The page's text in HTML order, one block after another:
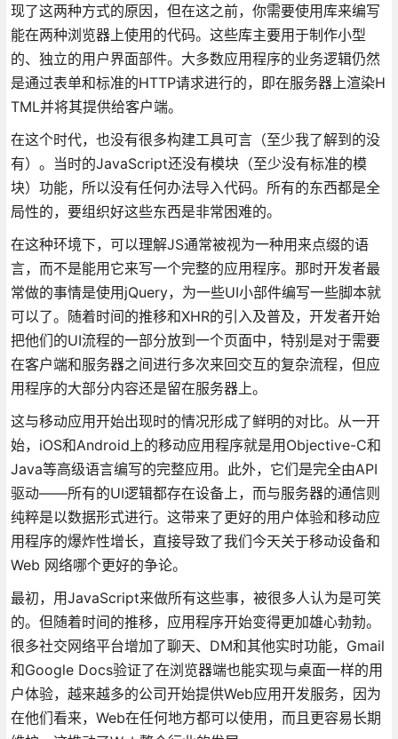
现了这两种方式的原因，但在这之前，你需要使用库来编写
能在两种浏览器上使用的代码。这些库主要用于制作小型
的、独立的用户界面部件。大多数应用程序的业务逻辑仍然
是通过表单和标准的HTTP请求进行的，即在服务器上渲染H
TML并将其提供给客户端。
在这个时代，也没有很多构建工具可言（至少我了解到的没
有）。当时的JavaScript还没有模块（至少没有标准的模
块）功能，所以没有任何办法导入代码。所有的东西都是全
局性的，要组织好这些东西是非常困难的。
在这种环境下，可以理解JS通常被视为一种用来点缀的语
言，而不是能用它来写一个完整的应用程序。那时开发者最
常做的事情是使用jQuery，为一些UI小部件编写一些脚本就
可以了。随着时间的推移和XHR的引入及普及，开发者开始
把他们的UI流程的一部分放到一个页面中，特别是对于需要
在客户端和服务器之间进行多次来回交互的复杂流程，但应
用程序的大部分内容还是留在服务器上。
这与移动应用开始出现时的情况形成了鲜明的对比。从一开
始，iOS和Android上的移动应用程序就是用Objective-C和
Java等高级语言编写的完整应用。此外，它们是完全由API
驱动——所有的UI逻辑都存在设备上，而与服务器的通信则
纯粹是以数据形式进行。这带来了更好的用户体验和移动应
用程序的爆炸性增长，直接导致了我们今天关于移动设备和
Web 网络哪个更好的争论。
最初，用JavaScript来做所有这些事，被很多人认为是可笑
的。但随着时间的推移，应用程序开始变得更加雄心勃勃。
很多社交网络平台增加了聊天、DM和其他实时功能，Gmail
和Google Docs验证了在浏览器端也能实现与桌面一样的用
户体验，越来越多的公司开始提供Web应用开发服务，因为
在他们看来，Web在任何地方都可以使用，而且更容易长期